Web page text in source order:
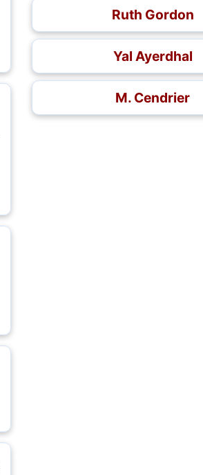
Ruth Gordon
Yal Ayerdhal
M. Cendrier